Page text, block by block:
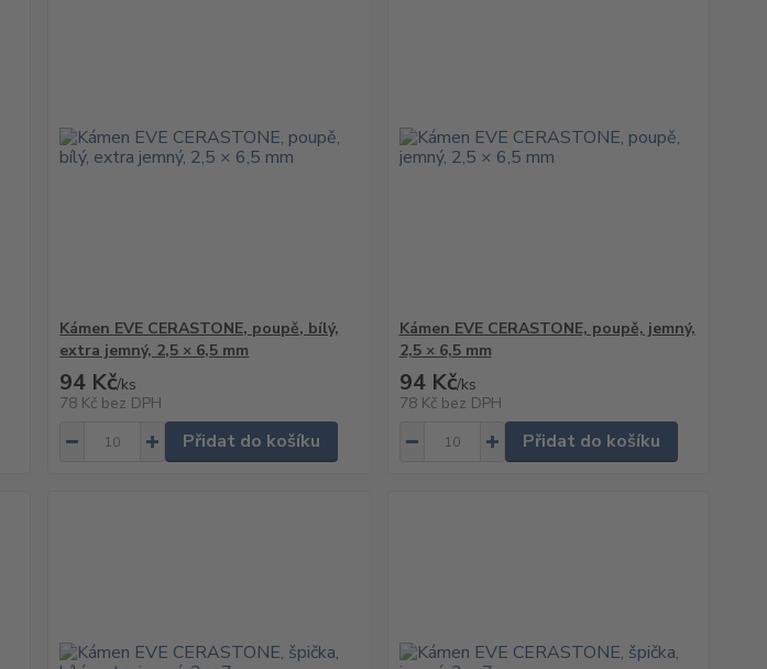
Kámen EVE CERASTONE, poupě, bílý,
extra jemný, 2,5 × 6,5 mm
94 Kč/ks
78 Kč bez DPH
Přidat do košíku
Kámen EVE CERASTONE, poupě, jemný,
2,5 × 6,5 mm
94 Kč/ks
78 Kč bez DPH
Přidat do košíku